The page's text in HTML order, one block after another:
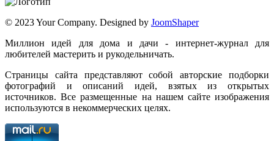
© 2023 Your Company. Designed by JoomShaper
Миллион идей для дома и дачи - интернет-журнал для
любителей мастерить и рукодельничать.
Страницы сайта представляют собой авторские подборки
фотографий и описаний идей, взятых из открытых
источников. Все размещенные на нашем сайте изображения
используются в некоммерческих целях.